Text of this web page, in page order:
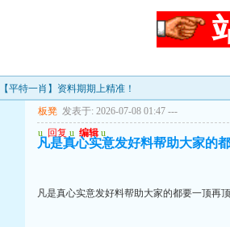
平特一肖】资料期期上精准！
板凳 发表于: 2026-07-08 01:47 ---
u 回复 u 编辑 u
凡是真心实意发好料帮助大家的
凡是真心实意发好料帮助大家的都要一顶再